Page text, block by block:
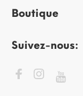
Boutique
Suivez-nous: